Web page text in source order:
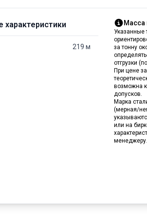
характеристики
219 м
Масса
Указанные
за тонну
отгрузки
При цене
возможна
допусков.
Марка
(мерная/
или на
менеджеру.